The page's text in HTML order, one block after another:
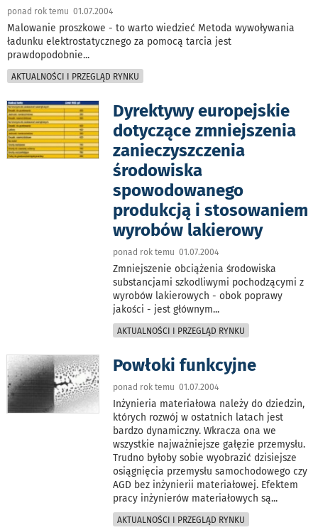
ponad rok temu 01.07.2004
Malowanie proszkowe - to warto wiedzieć Metoda wywoływania
ładunku elektrostatycznego za pomocą tarcia jest
prawdopodobnie...
AKTUALNOŚCI I PRZEGLĄD RYNKU
Dyrektywy europejskie
dotyczące zmniejszenia
zanieczyszczenia
środowiska
spowodowanego
produkcją i stosowaniem
wyrobów lakierowy
ponad rok temu 01.07.2004
Zmniejszenie obciążenia środowiska
substancjami szkodliwymi pochodzącymi z
wyrobów lakierowych - obok poprawy
jakości - jest głównym...
AKTUALNOŚCI I PRZEGLĄD RYNKU
Powłoki funkcyjne
ponad rok temu 01.07.2004
Inżynieria materiałowa należy do dziedzin,
których rozwój w ostatnich latach jest
bardzo dynamiczny. Wkracza ona we
wszystkie najważniejsze gałęzie przemysłu.
Trudno byłoby sobie wyobrazić dzisiejsze
osiągnięcia przemysłu samochodowego czy
AGD bez inżynierii materiałowej. Efektem
pracy inżynierów materiałowych są...
AKTUALNOŚCI I PRZEGLĄD RYNKU